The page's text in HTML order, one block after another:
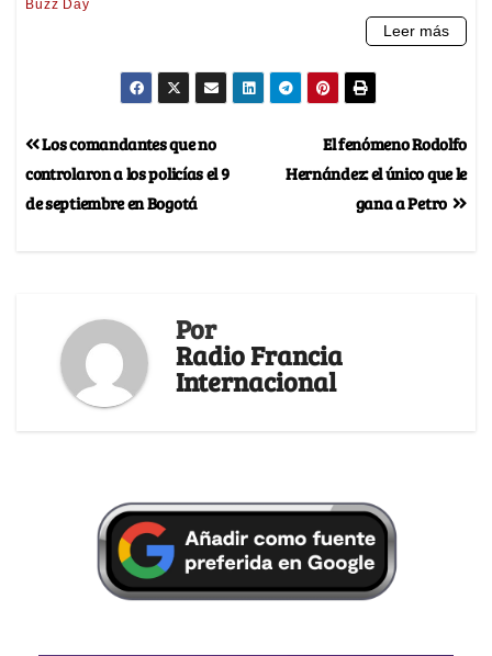
El fenómeno Rodolfo
Hernández: el único que le
gana a Petro
Los comandantes que no
controlaron a los policías el 9
de septiembre en Bogotá
Por
Radio Francia
Internacional